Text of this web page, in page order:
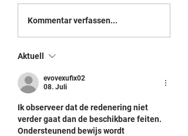
Kommentar verfassen...
Aktuell
evovexufix02
08. Juli
Ik observeer dat de redenering niet
verder gaat dan de beschikbare feiten.
Ondersteunend bewijs wordt